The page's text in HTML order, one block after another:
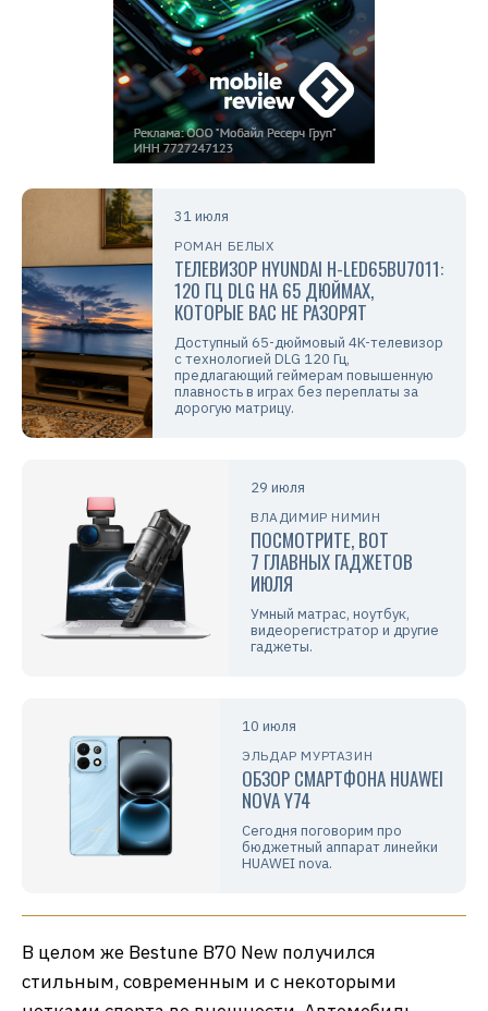
31 июля
РОМАН БЕЛЫХ
ТЕЛЕВИЗОР HYUNDAI H-LED65BU7011:
120 ГЦ DLG НА 65 ДЮЙМАХ,
КОТОРЫЕ ВАС НЕ РАЗОРЯТ
Доступный 65-дюймовый 4K-телевизор
с технологией DLG 120 Гц,
предлагающий геймерам повышенную
плавность в играх без переплаты за
дорогую матрицу.
29 июля
ВЛАДИМИР НИМИН
ПОСМОТРИТЕ, ВОТ
7 ГЛАВНЫХ ГАДЖЕТОВ
ИЮЛЯ
Умный матрас, ноутбук,
видеорегистратор и другие
гаджеты.
10 июля
ЭЛЬДАР МУРТАЗИН
ОБЗОР СМАРТФОНА HUAWEI
NOVA Y74
Сегодня поговорим про
бюджетный аппарат линейки
HUAWEI nova.
В целом же Bestune B70 New получился
стильным, современным и с некоторыми